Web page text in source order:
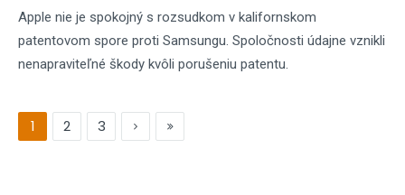
Apple nie je spokojný s rozsudkom v kalifornskom
patentovom spore proti Samsungu. Spoločnosti údajne vznikli
nenapraviteľné škody kvôli porušeniu patentu.
1 2 3